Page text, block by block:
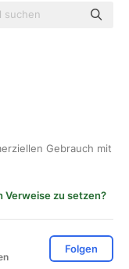
Gebrauch mit
Verweise zu setzen?
Folgen